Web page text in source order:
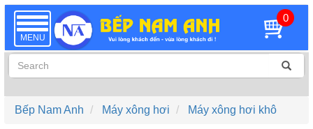
TOGGLE
NAVIGATION
MENU
0
Bếp Nam Anh Máy xông hơi Máy xông hơi khô